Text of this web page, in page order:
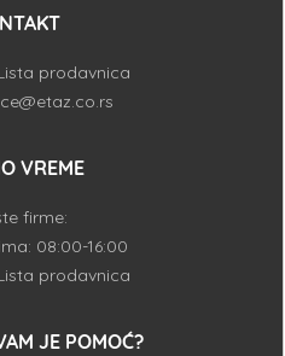
prodavnica
VREME
firme:
08:00-16:00
prodavnica
JE POMOĆ?